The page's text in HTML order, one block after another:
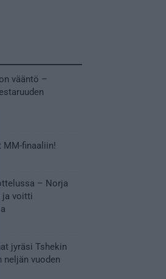
vääntö –
MM-finaaliin!
– Norja
ja voitti
jyräsi Tshekin
neljän vuoden